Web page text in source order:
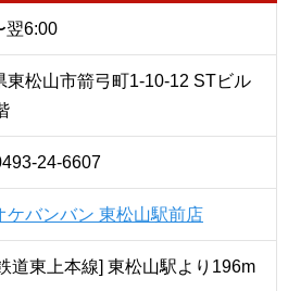
翌6:00
東松山市箭弓町1-10-12 STビル
24-6607
ケバンバン 東松山駅前店
道東上本線] 東松山駅より196m